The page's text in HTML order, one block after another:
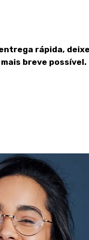
rápida,
breve possível.